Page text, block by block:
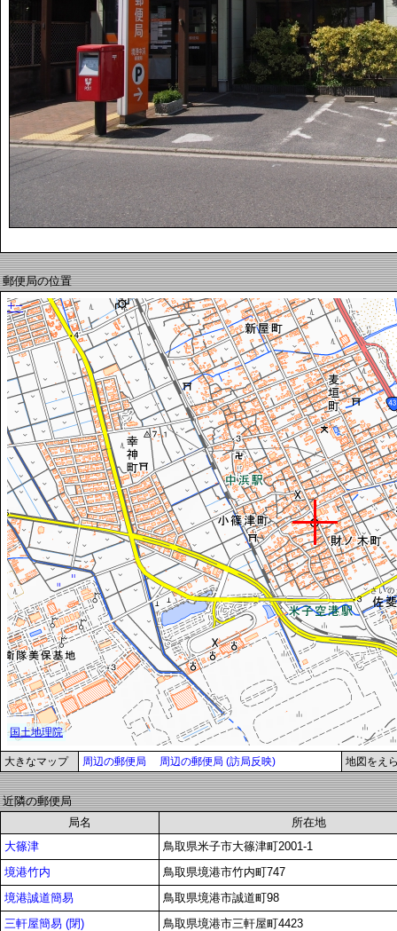
郵便局の位置
大きなマップ 周辺の郵便局 周辺の郵便局 (訪局反映) 地図をえ
近隣の郵便局
局名
所在地
大篠津
鳥取県米子市大篠津町2001-1
境港竹内
鳥取県境港市竹内町747
境港誠道簡易
鳥取県境港市誠道町98
三軒屋簡易 (閉)
鳥取県境港市三軒屋町4423